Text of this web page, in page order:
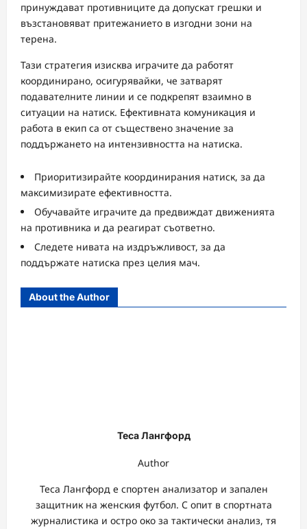
принуждават противниците да допускат грешки и
възстановяват притежанието в изгодни зони на
терена.
Тази стратегия изисква играчите да работят
координирано, осигурявайки, че затварят
подавателните линии и се подкрепят взаимно в
ситуации на натиск. Ефективната комуникация и
работа в екип са от съществено значение за
поддържането на интензивността на натиска.
Приоритизирайте координирания натиск, за да
максимизирате ефективността.
Обучавайте играчите да предвиждат движенията
на противника и да реагират съответно.
Следете нивата на издръжливост, за да
поддържате натиска през целия мач.
About the Author
Теса Лангфорд
Author
Теса Лангфорд е спортен анализатор и запален
защитник на женския футбол. С опит в спортната
журналистика и остро око за тактически анализ, тя